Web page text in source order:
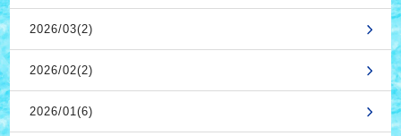
2026/03(2)
2026/02(2)
2026/01(6)